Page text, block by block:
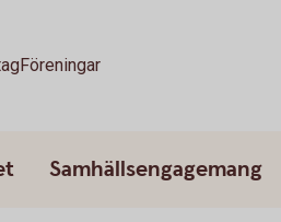
Föreningar
Samhällsengagemang